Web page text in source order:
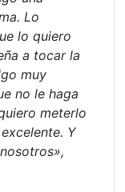
Lo
lo quiero
a tocar la
muy
no le haga
meterlo
Y